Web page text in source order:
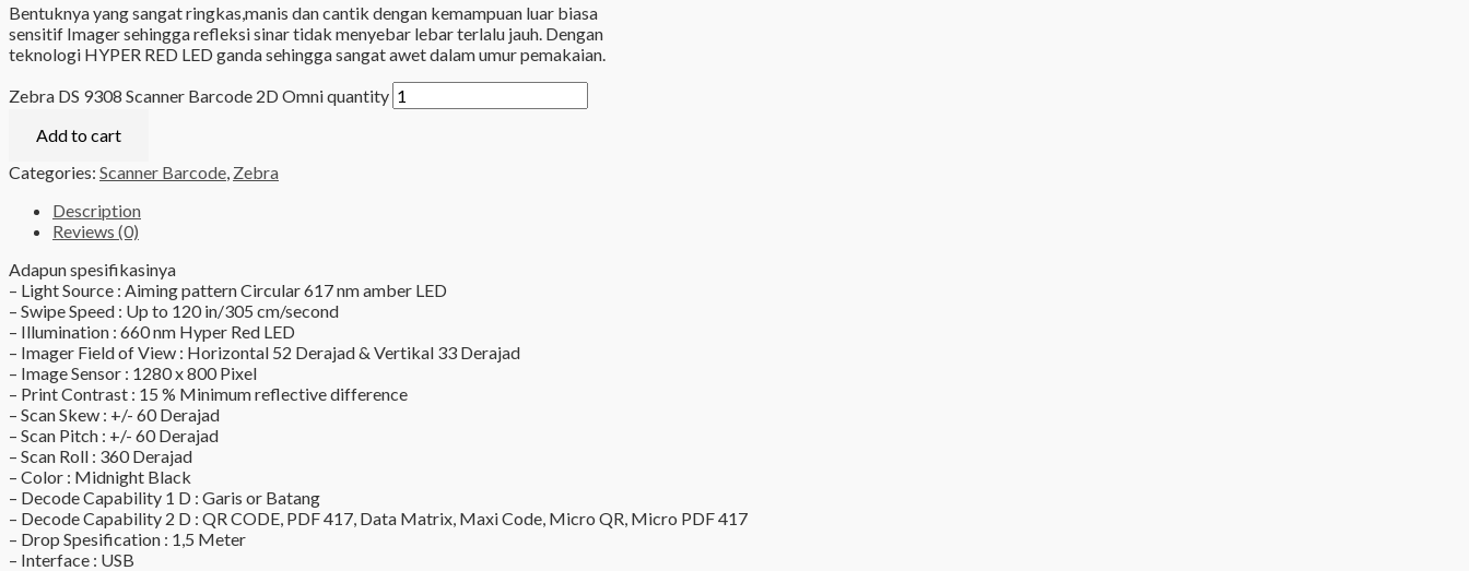
Bentuknya yang sangat ringkas,manis dan cantik dengan kemampuan luar biasa
sensitif Imager sehingga refleksi sinar tidak menyebar lebar terlalu jauh. Dengan
teknologi HYPER RED LED ganda sehingga sangat awet dalam umur pemakaian.
Zebra DS 9308 Scanner Barcode 2D Omni quantity
Add to cart
Categories: Scanner Barcode, Zebra
Description
Reviews (0)
Adapun spesifikasinya
– Light Source : Aiming pattern Circular 617 nm amber LED
– Swipe Speed : Up to 120 in/305 cm/second
– Illumination : 660 nm Hyper Red LED
– Imager Field of View : Horizontal 52 Derajad & Vertikal 33 Derajad
– Image Sensor : 1280 x 800 Pixel
– Print Contrast : 15 % Minimum reflective difference
– Scan Skew : +/- 60 Derajad
– Scan Pitch : +/- 60 Derajad
– Scan Roll : 360 Derajad
– Color : Midnight Black
– Decode Capability 1 D : Garis or Batang
– Decode Capability 2 D : QR CODE, PDF 417, Data Matrix, Maxi Code, Micro QR, Micro PDF 417
– Drop Spesification : 1,5 Meter
– Interface : USB